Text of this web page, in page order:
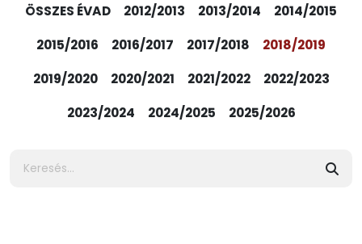
ÖSSZES ÉVAD 2012/2013 2013/2014
2014/2015
2015/2016
2016/2017 2017/2018
2018/2019
2019/2020
2020/2021 2021/2022
2022/2023
2023/2024
2024/2025 2025/2026